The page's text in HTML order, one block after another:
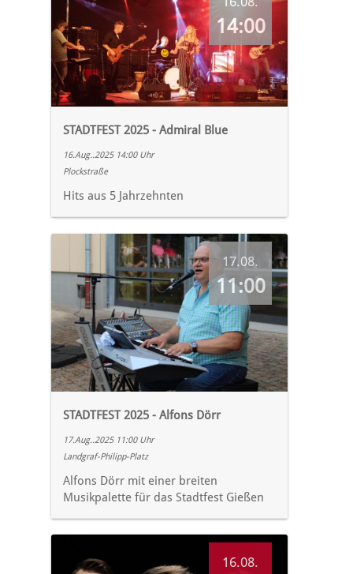
14:00
STADTFEST 2025 - Admiral Blue
16.Aug..2025 14:00 Uhr
Plockstraße
Hits aus 5 Jahrzehnten
17.08.
11:00
STADTFEST 2025 - Alfons Dörr
17.Aug..2025 11:00 Uhr
Landgraf-Philipp-Platz
Alfons Dörr mit einer breiten
Musikpalette für das Stadtfest Gießen
16.08.